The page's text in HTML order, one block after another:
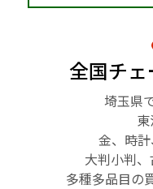
全国チ
埼玉県
東
金、時計
大判小判、
多種多品目の